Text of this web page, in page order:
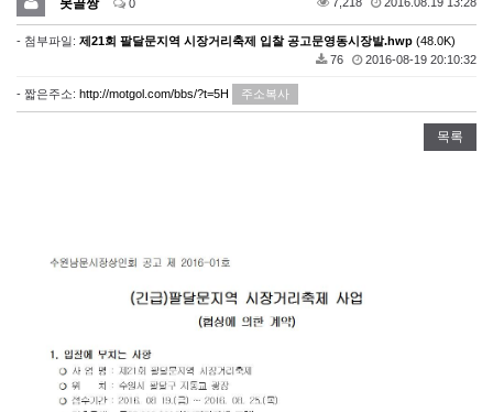
못골짱 0
- 첨부파일: 제21회 팔달문지역 시장거리축제 입찰 공고문영동시장발.hwp (48.0K)
76
2016-08-19 20:10:32
- 짧은주소: http://motgol.com/bbs/?t=5H 주소복사
목록